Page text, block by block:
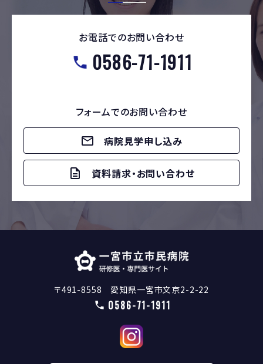
お電話でのお問い合わせ
0586-71-1911
フォームでのお問い合わせ
病院見学申し込み
資料請求・お問い合わせ
〒491-8558 愛知県一宮市文京2-2-22
0586-71-1911